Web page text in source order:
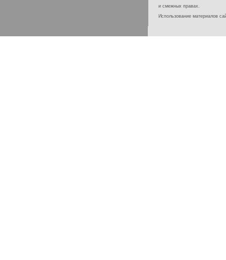
и смежных правах.
Использование материалов